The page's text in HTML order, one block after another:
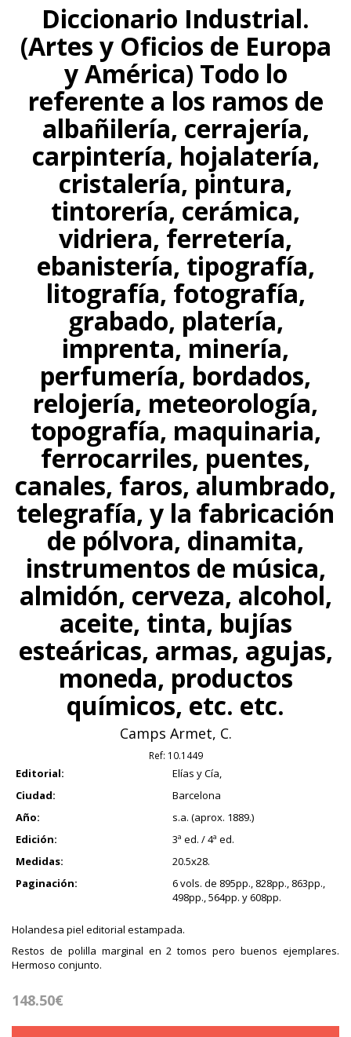
Diccionario Industrial.
(Artes y Oficios de Europa
y América) Todo lo
referente a los ramos de
albañilería, cerrajería,
carpintería, hojalatería,
cristalería, pintura,
tintorería, cerámica,
vidriera, ferretería,
ebanistería, tipografía,
litografía, fotografía,
grabado, platería,
imprenta, minería,
perfumería, bordados,
relojería, meteorología,
topografía, maquinaria,
ferrocarriles, puentes,
canales, faros, alumbrado,
telegrafía, y la fabricación
de pólvora, dinamita,
instrumentos de música,
almidón, cerveza, alcohol,
aceite, tinta, bujías
esteáricas, armas, agujas,
moneda, productos
químicos, etc. etc.
Camps Armet, C.
Ref: 10.1449
Editorial:
Elías y Cía,
Ciudad:
Barcelona
Año:
s.a. (aprox. 1889.)
Edición:
3ª ed. / 4ª ed.
Medidas:
20.5x28.
Paginación:
6 vols. de 895pp., 828pp., 863pp.,
498pp., 564pp. y 608pp.
Holandesa piel editorial estampada.
Restos de polilla marginal en 2 tomos pero buenos ejemplares.
Hermoso conjunto.
148.50€